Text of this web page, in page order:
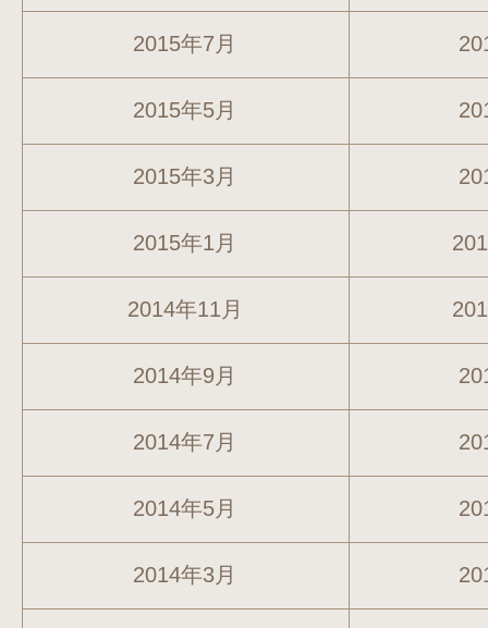
2015年7月
2015年5月
2015年3月
2015年1月
2014年11月
2014年9月
2014年7月
2014年5月
2014年3月